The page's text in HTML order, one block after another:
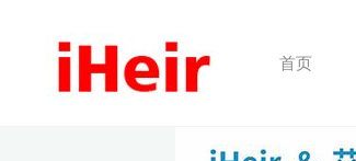
首页